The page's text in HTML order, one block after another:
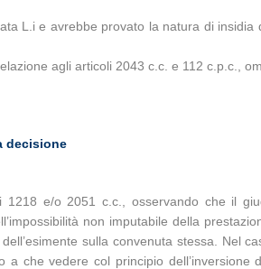
L.i e avrebbe provato la natura di
agli articoli 2043 c.c. e 112 c.p.c.,
decisione
e/o 2051 c.c., osservando che il
non imputabile della
sulla convenuta stessa. Nel
che vedere col principio dell’inversione